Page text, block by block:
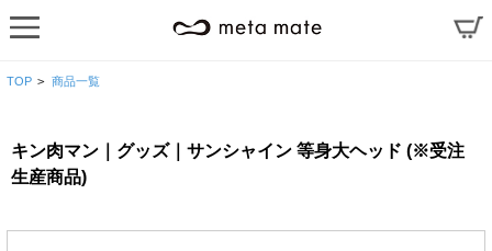
TOP > 商品一覧
キン肉マン｜グッズ｜サンシャイン 等身大ヘッド (※受注
生産商品)